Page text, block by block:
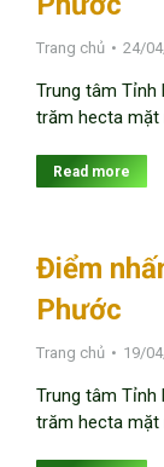
Trang chủ 24/
Trung tâm Tỉnh
trăm hecta mặt
Read more
Điểm
Phước
Trang chủ 19/
Trung tâm Tỉnh
trăm hecta mặt